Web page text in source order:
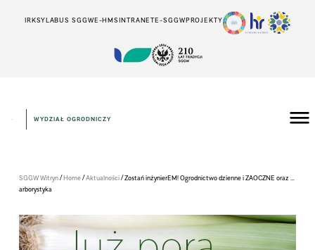
IRKSYLABUS SGGWE-HMSINTRANETE-SGGWPROJEKTY
WYDZIAŁ OGRODNICZY
SGGW Witryn/Home/Aktualności/Zostań inżynierEM! Ogrodnictwo dzienne i ZAOCZNE oraz …
arborystyka